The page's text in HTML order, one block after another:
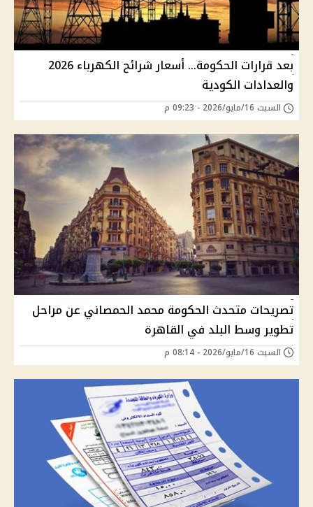
بعد قرارات الحكومة… أسعار شرائح الكهرباء 2026
والعدادات الكودية
السبت 16/مايو/2026 - 09:23 م
تصريحات متحدث الحكومة محمد الحمصاني عن مراحل
تطوير وسط البلد في القاهرة
السبت 16/مايو/2026 - 08:14 م